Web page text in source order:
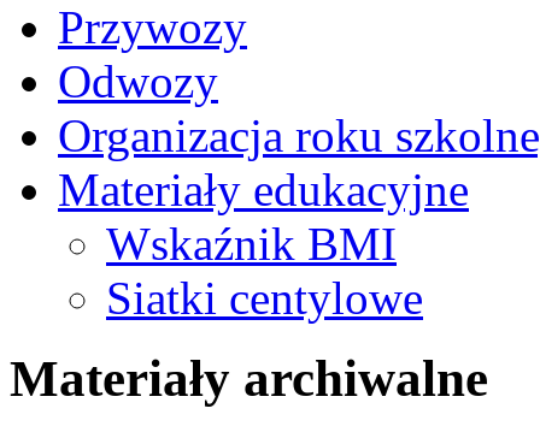
Przywozy
Odwozy
Organizacja roku
Materiały edukacyjne
Wskaźnik BMI
Siatki centylowe
Materiały archiwalne